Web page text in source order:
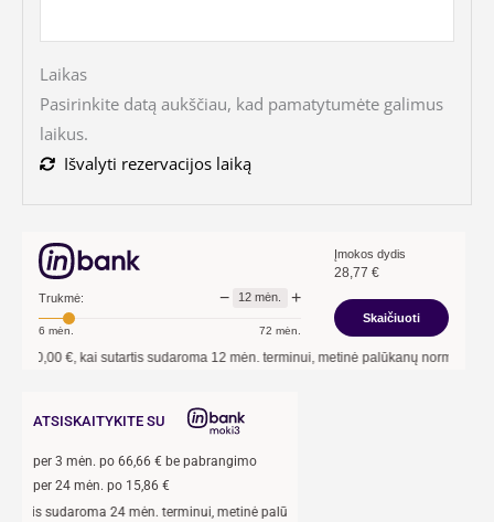
Laikas
Pasirinkite datą aukščiau, kad pamatytumėte galimus
laikus.
Išvalyti rezervacijos laiką
Trukmė: − 12 mėn. +
6 mėn. 72 mėn.
Įmokos dydis
28,77 €
Skaičiuoti
sutartis sudaroma12mėn. terminui, metinė palūkanų norma –13,90%,
ATSISKAITYKITE SU
per 3 mėn. po 66,66 € be pabrangimo
per 24 mėn. po 15,86 €
24 mėn. terminui, metinė palūkanų norma –